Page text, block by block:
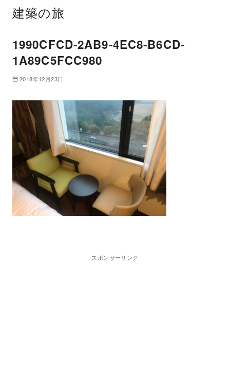
建築の旅
1990CFCD-2AB9-4EC8-B6CD-
1A89C5FCC980
2018年12月23日
スポンサーリンク